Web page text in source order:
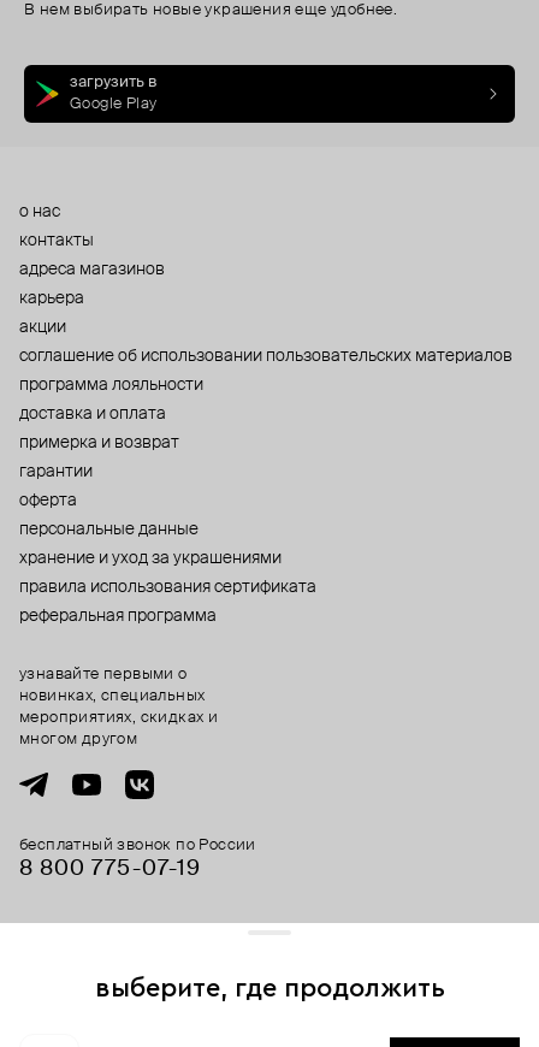
В нем выбирать новые украшения еще удобнее.
загрузить в
Google Play
о нас
контакты
адреса магазинов
карьера
акции
cоглашение об использовании пользовательских материалов
программа лояльности
доставка и оплата
примерка и возврат
гарантии
оферта
персональные данные
хранение и уход за украшениями
правила использования сертификата
реферальная программа
бесплатный звонок по России
8 800 775⁠-07⁠-19
узнавайте первыми о
новинках, специальных
мероприятиях, скидках и
многом другом
выберите, где продолжить